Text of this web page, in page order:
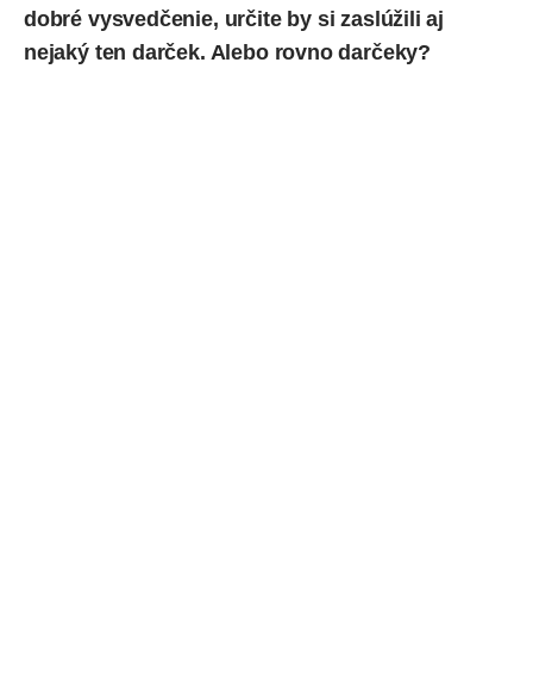
dobré vysvedčenie, určite by si zaslúžili aj
nejaký ten darček. Alebo rovno darčeky?